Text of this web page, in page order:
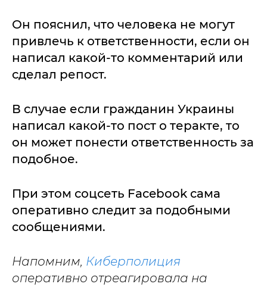
Он пояснил, что человека не могут
привлечь к ответственности, если он
написал какой-то комментарий или
сделал репост.
В случае если гражданин Украины
написал какой-то пост о теракте, то
он может понести ответственность за
подобное.
При этом соцсеть Facebook сама
оперативно следит за подобными
сообщениями.
Напомним, Киберполиция
оперативно отреагировала на